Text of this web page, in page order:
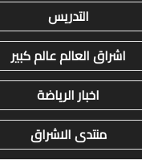
التدريس
اشراق العالم عالم كبير
اخبار الرياضة
منتدى الاشراق